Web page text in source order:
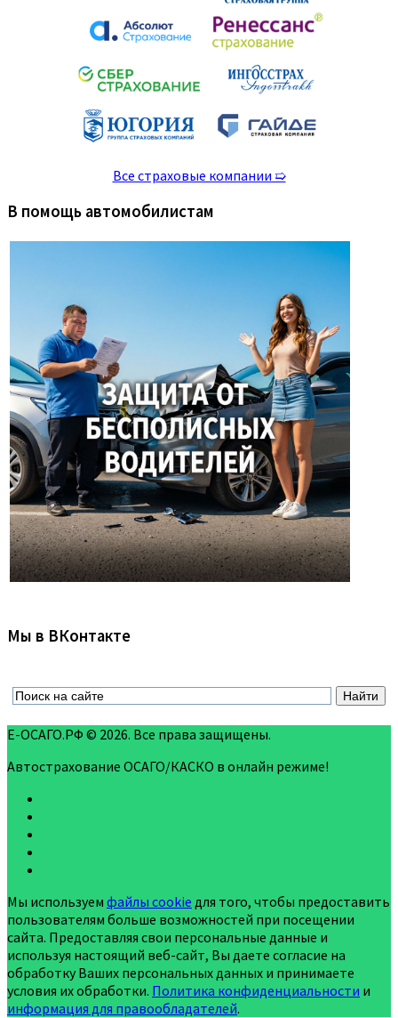
Все страховые компании ➯
В помощь автомобилистам
Мы в ВКонтакте
Е-ОСАГО.РФ © 2026. Все права защищены.
Автострахование ОСАГО/КАСКО в онлайн режиме!
Мы используем файлы cookie для того, чтобы предоставить
пользователям больше возможностей при посещении
сайта. Предоставляя свои персональные данные и
используя настоящий веб-сайт, Вы даете согласие на
обработку Ваших персональных данных и принимаете
условия их обработки. Политика конфиденциальности и
информация для правообладателей.